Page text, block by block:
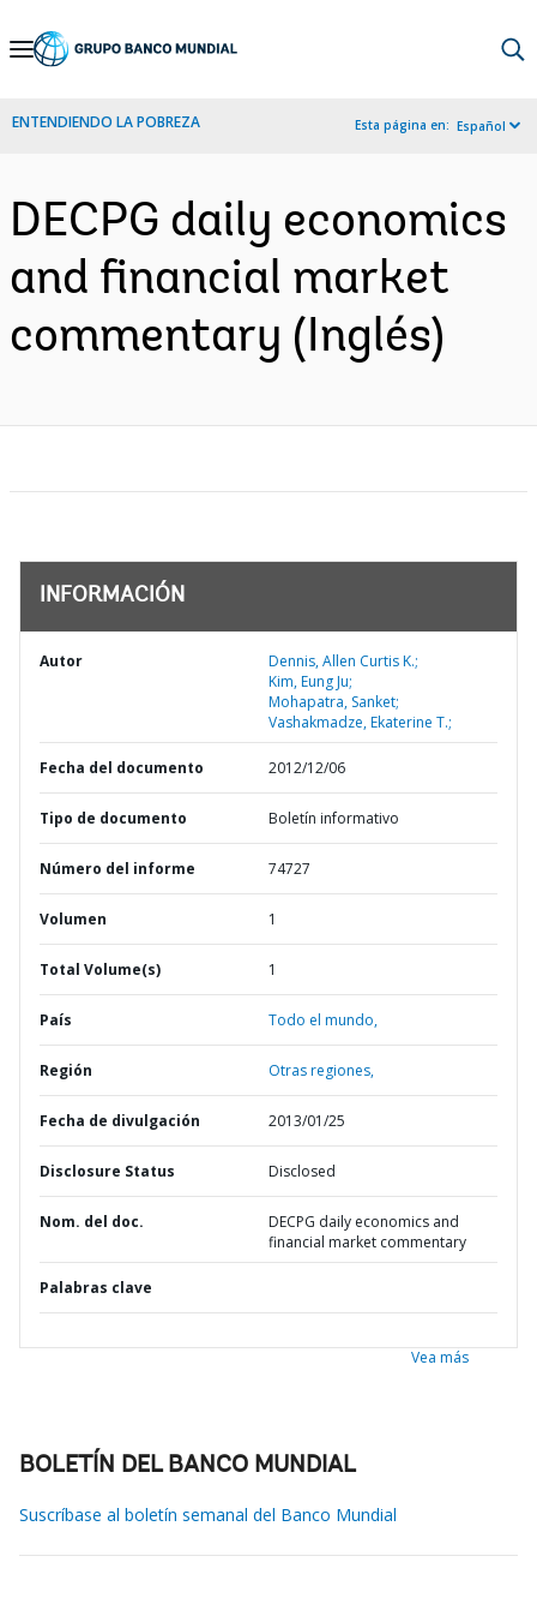
Skip
Navigation
ENTENDIENDO LA POBREZA Esta página en: Español
DECPG daily economics
and financial market
commentary (Inglés)
INFORMACIÓN
Autor
Dennis, Allen Curtis K.;
Kim, Eung Ju;
Mohapatra, Sanket;
Vashakmadze, Ekaterine T.;
Fecha del documento 2012/12/06
Tipo de documento Boletín informativo
Número del informe 74727
Volumen 1
Total Volume(s) 1
País Todo el mundo,
Región Otras regiones,
Fecha de divulgación 2013/01/25
Disclosure Status Disclosed
Nom. del doc.
DECPG daily economics and
financial market commentary
Palabras clave
Vea más
BOLETÍN DEL BANCO MUNDIAL
Suscríbase al boletín semanal del Banco Mundial